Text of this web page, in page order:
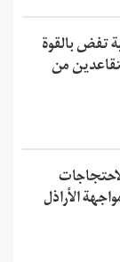
تفض بالقوة
من
الأراذل